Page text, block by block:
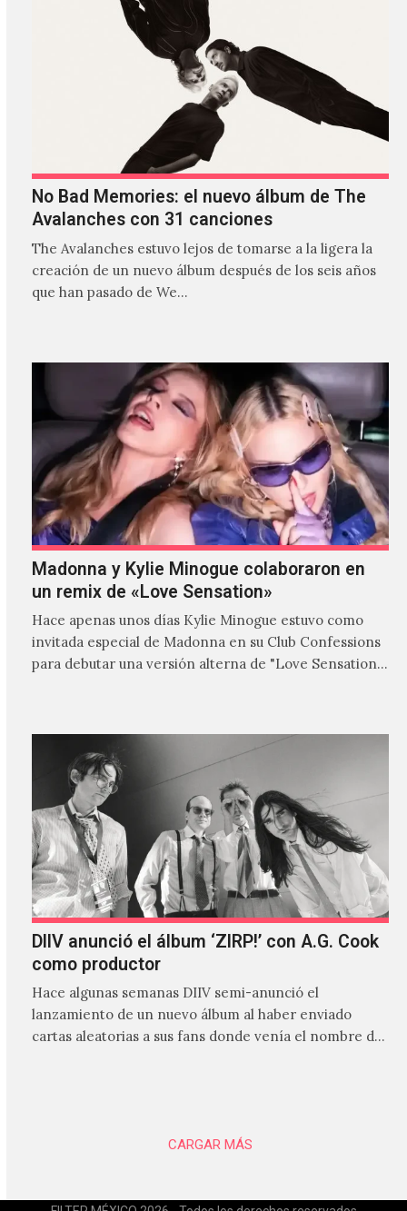
No Bad Memories: el nuevo álbum de The
Avalanches con 31 canciones
The Avalanches estuvo lejos de tomarse a la ligera la
creación de un nuevo álbum después de los seis años
que han pasado de We…
Madonna y Kylie Minogue colaboraron en
un remix de «Love Sensation»
Hace apenas unos días Kylie Minogue estuvo como
invitada especial de Madonna en su Club Confessions
para debutar una versión alterna de "Love Sensation",
DIIV anunció el álbum ‘ZIRP!’ con A.G. Cook
como productor
Hace algunas semanas DIIV semi-anunció el
lanzamiento de un nuevo álbum al haber enviado
cartas aleatorias a sus fans donde venía el nombre de
CARGAR MÁS